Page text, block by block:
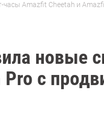
часы Amazfit Cheetah и
новые
Pro с